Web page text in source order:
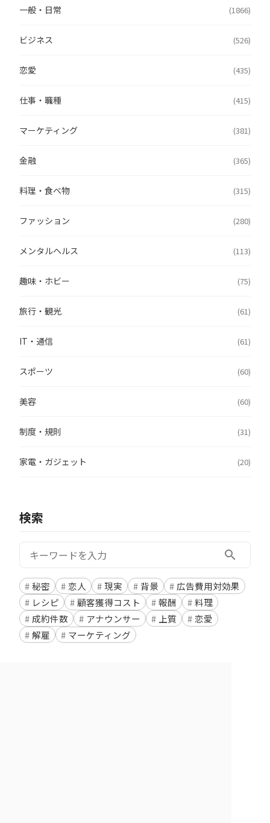
一般・日常
(1866)
ビジネス (526)
恋愛 (435)
仕事・職種 (415)
マーケティング (381)
金融 (365)
料理・食べ物 (315)
ファッション (280)
メンタルヘルス (113)
趣味・ホビー (75)
旅行・観光 (61)
IT・通信 (61)
スポーツ (60)
美容 (60)
制度・規則 (31)
家電・ガジェット (20)
検索
検索: search
秘密 恋人 現実 背景
広告費用対効果
レシピ
顧客獲得コスト 報酬
料理
成約件数
アナウンサー 上質
恋愛
解雇
マーケティング